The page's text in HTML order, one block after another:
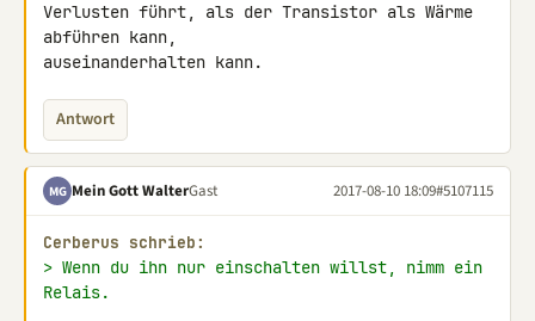
Verlusten führt, als der Transistor als Wärme
abführen kann,
auseinanderhalten kann.
Antwort
MG Mein Gott WalterGast 2017-08-10 18:09#5107115
Cerberus schrieb:
> Wenn du ihn nur einschalten willst, nimm ein
Relais.